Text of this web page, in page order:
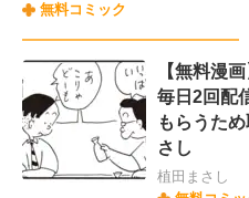
無料コミック
【無料漫
毎日2回配
もらうた
さし
植田まさし